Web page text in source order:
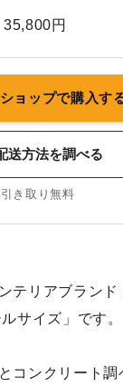
35,800円
ョップで購入す
送方法を調べる
き取り無料
テリアブラン
サイズ」です。
コンクリート